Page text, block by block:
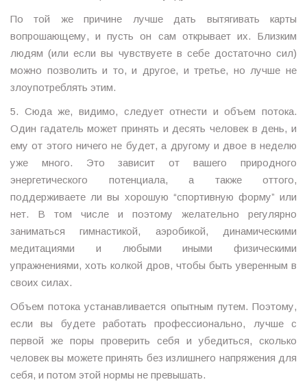
По той же причине лучше дать вытягивать карты
вопрошающему, и пусть он сам открывает их. Близким
людям (или если вы чувствуете в себе достаточно сил)
можно позволить и то, и другое, и третье, но лучше не
злоупотреблять этим.
5. Сюда же, видимо, следует отнести и объем потока.
Один гадатель может принять и десять человек в день, и
ему от этого ничего не будет, а другому и двое в неделю
уже много. Это зависит от вашего природного
энергетического потенциала, а также оттого,
поддерживаете ли вы хорошую “спортивную форму” или
нет. В том числе и поэтому желательно регулярно
заниматься гимнастикой, аэробикой, динамическими
медитациями и любыми иными физическими
упражнениями, хоть колкой дров, чтобы быть уверенным в
своих силах.
Объем потока устанавливается опытным путем. Поэтому,
если вы будете работать профессионально, лучше с
первой же поры проверить себя и убедиться, сколько
человек вы можете принять без излишнего напряжения для
себя, и потом этой нормы не превышать.